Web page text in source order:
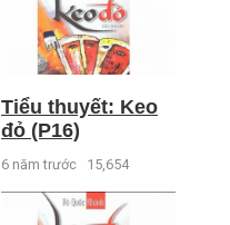
Tiểu thuyết: Keo
đỏ (P16)
6 năm trước 15,654